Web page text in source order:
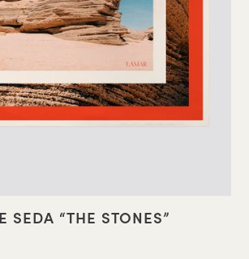
SEDA “THE STONES”